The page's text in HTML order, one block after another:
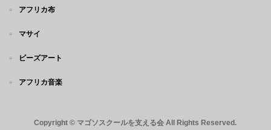
アフリカ布
マサイ
ビーズアート
アフリカ音楽
Copyright © マゴソスクールを支える会 All Rights Reserved.